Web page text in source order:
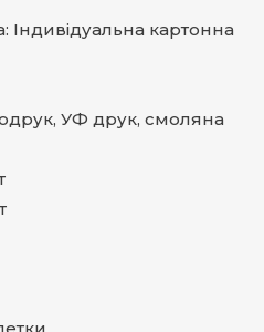
Індивідуальна картонна
УФ друк, смоляна